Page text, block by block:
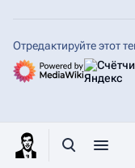
Открыть
Отредактируйте этот